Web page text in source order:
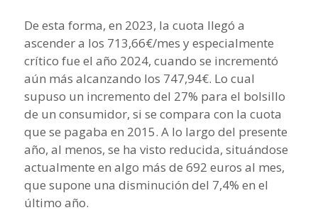
De esta forma, en 2023, la cuota llegó a
ascender a los 713,66€/mes y especialmente
crítico fue el año 2024, cuando se incrementó
aún más alcanzando los 747,94€. Lo cual
supuso un incremento del 27% para el bolsillo
de un consumidor, si se compara con la cuota
que se pagaba en 2015. A lo largo del presente
año, al menos, se ha visto reducida, situándose
actualmente en algo más de 692 euros al mes,
que supone una disminución del 7,4% en el
último año.